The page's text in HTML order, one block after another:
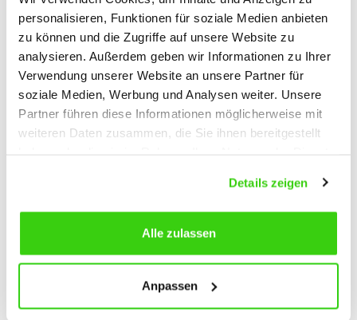
personalisieren, Funktionen für soziale Medien anbieten
zu können und die Zugriffe auf unsere Website zu
analysieren. Außerdem geben wir Informationen zu Ihrer
Verwendung unserer Website an unsere Partner für
soziale Medien, Werbung und Analysen weiter. Unsere
Partner führen diese Informationen möglicherweise mit
weiteren Daten zusammen, die Sie ihnen bereitgestellt
Details zeigen
Alle zulassen
Anpassen
GLEITGEWINDESPINDEL (GGS)
Im Zusammenspiel mit Gleitgewindemuttern (GGM) aus
Produktpalette umfasst eine Vielzahl von Gleitgewindespindeln,
gerollte, geschliffene oder gewirbelte Ausführungen an, um den
unterschiedlichen Anforderungen unserer Kunden gerecht zu
werden die Gewindeprofile kalt umgeformt, was zu einer
verbesserten Festigkeit und Oberflächengüte führt. Das gotische